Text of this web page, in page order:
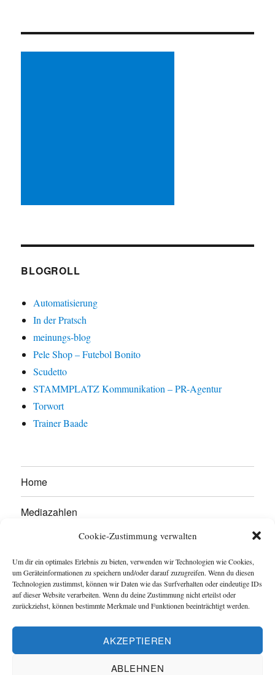
Cookie-Zustimmung verwalten
Um dir ein optimales Erlebnis zu bieten, verwenden wir Technologien wie Cookies,
um Geräteinformationen zu speichern und/oder darauf zuzugreifen. Wenn du diesen
Technologien zustimmst, können wir Daten wie das Surfverhalten oder eindeutige IDs
auf dieser Website verarbeiten. Wenn du deine Zustimmung nicht erteilst oder
zurückziehst, können bestimmte Merkmale und Funktionen beeinträchtigt werden.
AKZEPTIEREN
ABLEHNEN
BLOGROLL
Automatisierung
In der Pratsch
meinungs-blog
Pele Shop – Futebol Bonito
Scudetto
STAMMPLATZ Kommunikation – PR-Agentur
Torwort
Trainer Baade
Home
Mediazahlen
Werben Sie hier!
Kontakt
Impressum
Cookie-Richtlinie (EU)